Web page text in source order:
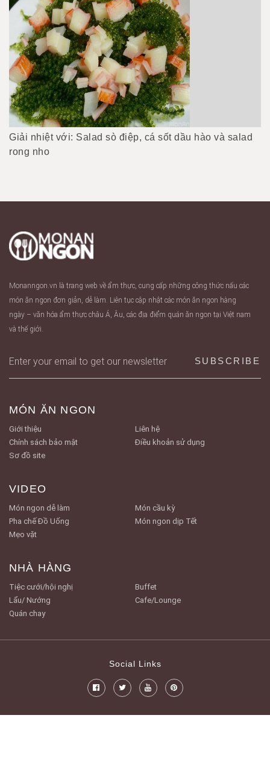
Giải nhiệt với: Salad sò điệp, cá sốt dầu hào và salad
rong nho
Monanngon.vn là trang web về ẩm thực, cung cấp những công thức nấu các
món ăn ngon đơn giản, dễ làm. Liên tục cập nhật các món ăn ngon hàng
ngày – văn hóa ẩm thực châu Á, Âu, các địa điểm quán ăn ngon tại Việt nam
và thế giới.
MÓN ĂN NGON
Giới thiệu
Liên hệ
Chính sách bảo mật
Điều khoản sử dụng
Sơ đồ site
VIDEO
Món ngon dễ làm
Món cầu kỳ
Pha chế Đồ Uống
Món ngon dịp Tết
Mẹo vặt
NHÀ HÀNG
Tiệc cưới/hội nghị
Buffet
Lẩu/ Nướng
Cafe/Lounge
Quán chay
Social Links